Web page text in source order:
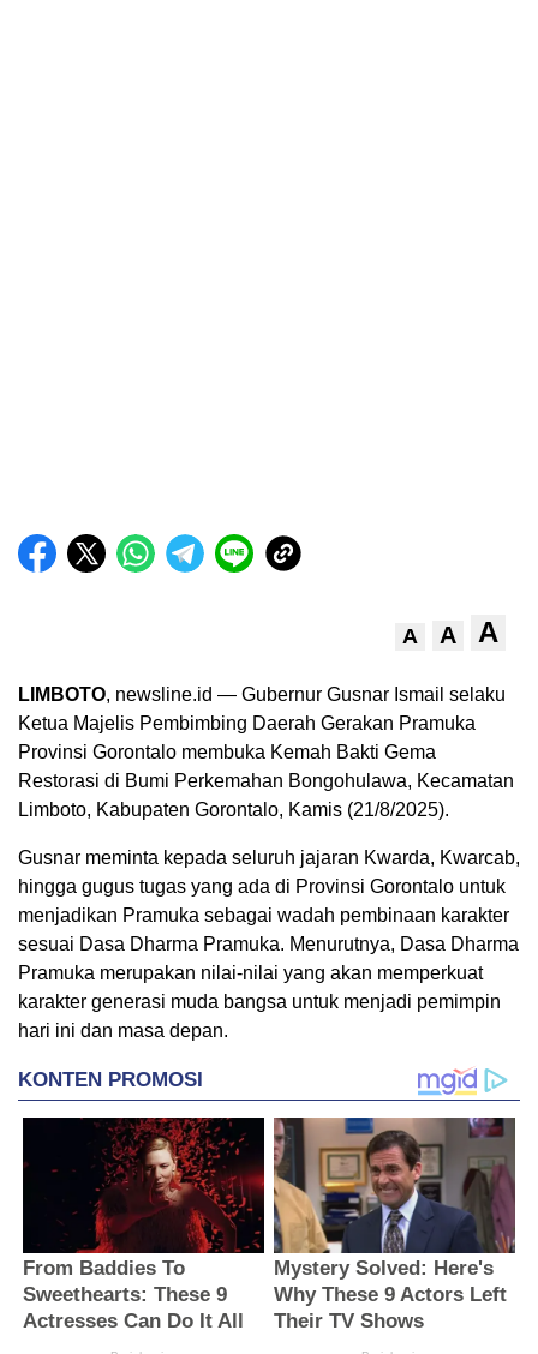
A A A
LIMBOTO, newsline.id — Gubernur Gusnar Ismail selaku
Ketua Majelis Pembimbing Daerah Gerakan Pramuka
Provinsi Gorontalo membuka Kemah Bakti Gema
Restorasi di Bumi Perkemahan Bongohulawa, Kecamatan
Limboto, Kabupaten Gorontalo, Kamis (21/8/2025).
Gusnar meminta kepada seluruh jajaran Kwarda, Kwarcab,
hingga gugus tugas yang ada di Provinsi Gorontalo untuk
menjadikan Pramuka sebagai wadah pembinaan karakter
sesuai Dasa Dharma Pramuka. Menurutnya, Dasa Dharma
Pramuka merupakan nilai-nilai yang akan memperkuat
karakter generasi muda bangsa untuk menjadi pemimpin
hari ini dan masa depan.